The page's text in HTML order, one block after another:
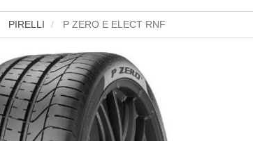
PIRELLI P ZERO E ELECT RNF